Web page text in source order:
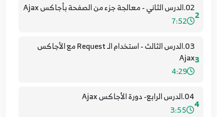
2
02.الدرس الثاني - معالجة جزء من الصفحة بأجاكس Ajax
7:52
3
03.الدرس الثالث - استخدام الـ Request مع الأجاكس
Ajax
4:29
4
04.الدرس الرابع- دورة الأجاكس Ajax
3:55